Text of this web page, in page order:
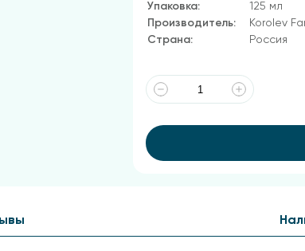
Упаковка:
125 мл
Производитель:
Korolev
Страна:
Россия